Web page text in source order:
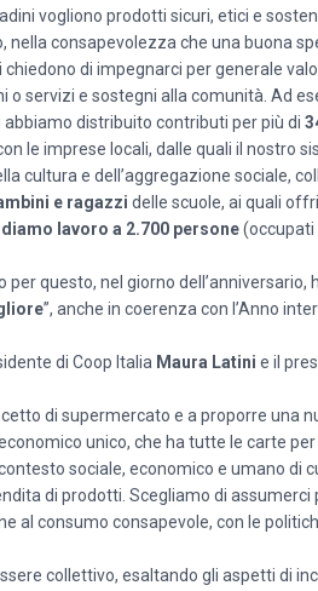
vogliono prodotti sicuri, etici e
consapevolezza che una buona
di impegnarci per generale
o servizi e sostegni alla comunità. Ad
distribuito contributi per più di
le imprese locali, dalle quali il nostro
cultura e dell’aggregazione sociale,
e ragazzi delle scuole, ai quali
diamo lavoro a 2.700 persone(occupati
questo, nel giorno dell’anniversario,
”, anche in coerenza con l’Anno
di Coop Italia Maura Latini e il
di supermercato e a proporre una
unico, che ha tutte le carte
sociale, economico e umano di
di prodotti. Scegliamo di assumerci
al consumo consapevole, con le
collettivo, esaltando gli aspetti di